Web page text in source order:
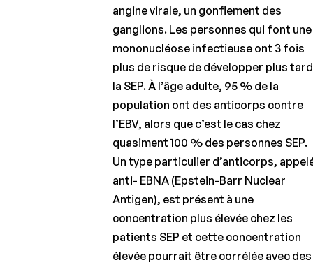
Épidémiologie :
une maladie à
prépondérance
Les facteurs
génétiques
susceptibilité
Les facteurs
environnementaux
de susceptibilité
et de gravité
angine virale, un gonflement des
ganglions. Les personnes qui font une
mononucléose infectieuse ont 3 fois
plus de risque de développer plus tard
la SEP. À l’âge adulte, 95 % de la
population ont des anticorps contre
l’EBV, alors que c’est le cas chez
quasiment 100 % des personnes SEP.
Un type particulier d’anticorps,
anti- EBNA (Epstein-Barr Nuclear
Antigen), est présent à une
concentration plus élevée chez les
patients SEP et cette concentration
élevée pourrait être corrélée avec des